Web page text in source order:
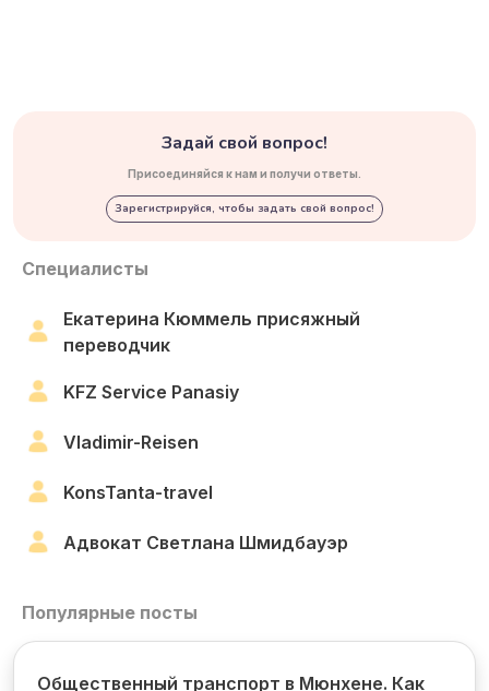
Задай свой вопрос!
Присоединяйся к нам и получи ответы.
Зарегистрируйся, чтобы задать свой вопрос!
Специалисты
Екатерина Кюммель присяжный
переводчик
KFZ Service Panasiy
Vladimir-Reisen
KonsTanta-travel
Адвокат Светлана Шмидбауэр
Популярные посты
Общественный транспорт в Мюнхене. Как